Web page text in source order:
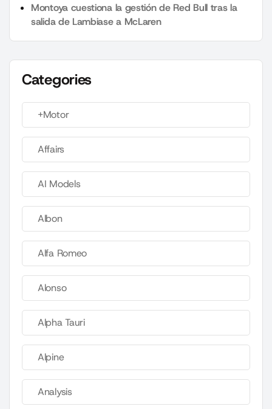
Montoya cuestiona la gestión de Red Bull tras la
salida de Lambiase a McLaren
Categories
+Motor
Affairs
AI Models
Albon
Alfa Romeo
Alonso
Alpha Tauri
Alpine
Analysis